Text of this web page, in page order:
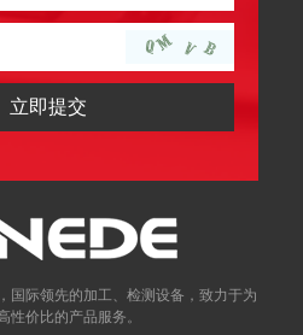
立即提交
国际领先的加工、检测设备，致力于为
性价比的产品服务。